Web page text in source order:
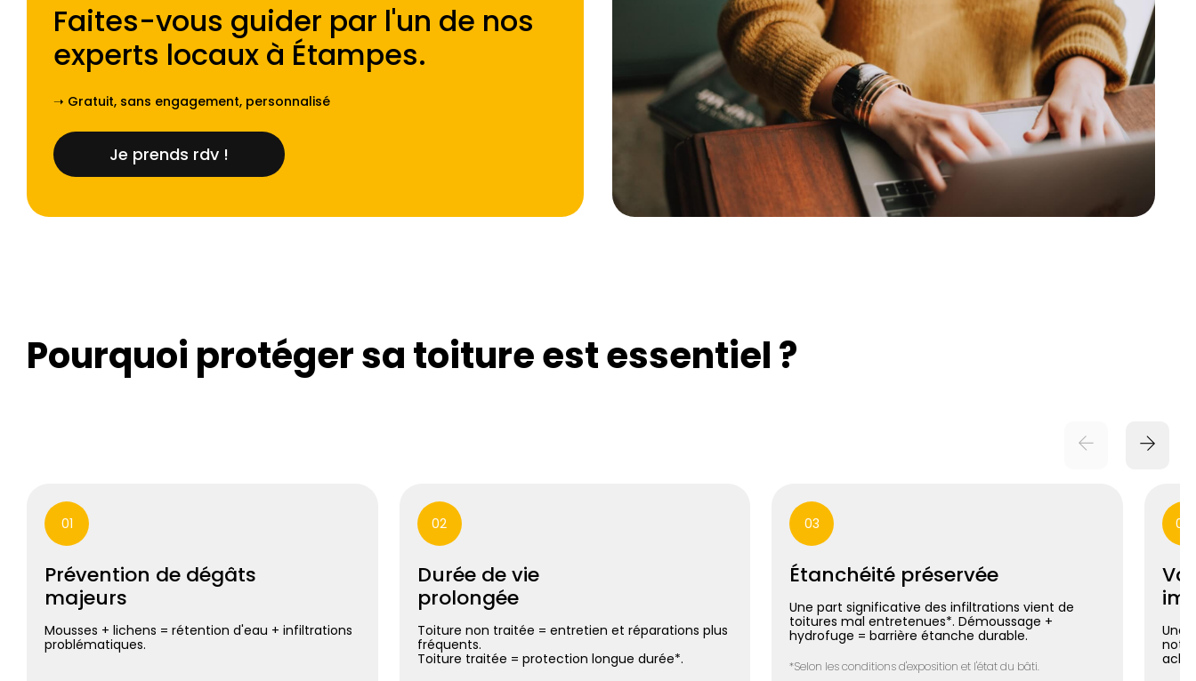
Faites-vous guider par l'un de nos
experts locaux à Étampes.
➝ Gratuit, sans engagement, personnalisé
Je prends rdv !
Pourquoi protéger sa toiture est essentiel ?
01
Prévention de dégâts
majeurs
Mousses + lichens = rétention d'eau + infiltrations
problématiques.
02
Durée de vie
prolongée
Toiture non traitée = entretien et réparations plus
fréquents.
Toiture traitée = protection longue durée*.
03
Étanchéité préservée
Une part significative des infiltrations vient de
toitures mal entretenues*. Démoussage +
hydrofuge = barrière étanche durable.
*Selon les conditions d'exposition et l'état du bâti.
04
Une